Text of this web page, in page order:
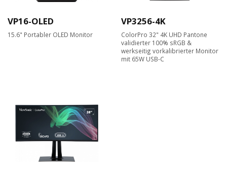
VP16-OLED
15.6" Portabler OLED Monitor
VP3256-4K
ColorPro 32" 4K UHD Pantone
validierter 100% sRGB &
werkseitig vorkalibrierter Monitor
mit 65W USB-C